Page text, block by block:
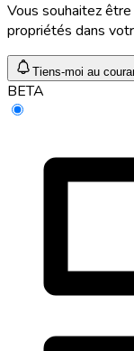
Vous souhaitez
propriétés dans
Tiens-moi au
BETA